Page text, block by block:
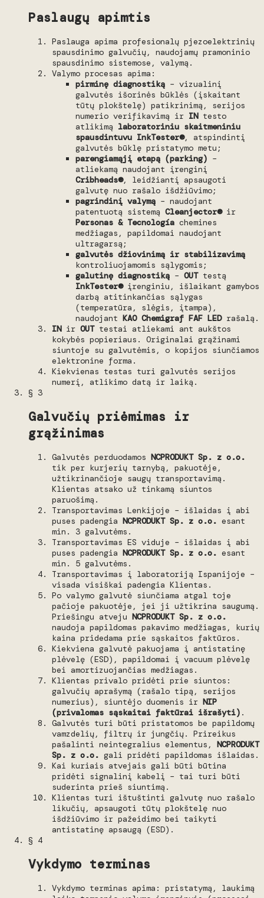
Paslaugų apimtis
Paslauga apima profesionalų pjezoelektrinių
spausdinimo galvučių, naudojamų pramoninio
spausdinimo sistemose, valymą.
Valymo procesas apima:
pirminę diagnostiką – vizualinį
galvutės išorinės būklės (įskaitant
tūtų plokštelę) patikrinimą, serijos
numerio verifikavimą ir INtesto
atlikimą laboratoriniu skaitmeniniu
spausdintuvu InkTester®, atspindintį
galvutės būklę pristatymo metu;
parengiamąjį etapą (parking) –
atliekamą naudojant įrenginį
Cribheads®, leidžiantį apsaugoti
galvutę nuo rašalo išdžiūvimo;
pagrindinį valymą – naudojant
patentuotą sistemą Cleanjector®ir
Personas & Tecnología chemines
medžiagas, papildomai naudojant
ultragarsą;
galvutės džiovinimą ir stabilizavimą
kontroliuojamomis sąlygomis;
galutinę diagnostiką – OUTtestą
InkTester®įrenginiu, išlaikant gamybos
darbą atitinkančias sąlygas
(temperatūra, slėgis, įtampa),
naudojant KAO Chemigraf FAF LEDrašalą.
INir OUTtestai atliekami ant aukštos
kokybės popieriaus. Originalai grąžinami
siuntoje su galvutėmis, o kopijos siunčiamos
elektronine forma.
Kiekvienas testas turi galvutės serijos
numerį, atlikimo datą ir laiką.
§ 3
Galvučių priėmimas ir
grąžinimas
Galvutės perduodamos NCPRODUKT Sp. z o.o.
tik per kurjerių tarnybą, pakuotėje,
užtikrinančioje saugų transportavimą.
Klientas atsako už tinkamą siuntos
paruošimą.
Transportavimas Lenkijoje – išlaidas į abi
puses padengia NCPRODUKT Sp. z o.o. esant
min. 3 galvutėms.
Transportavimas ES viduje – išlaidas į abi
puses padengia NCPRODUKT Sp. z o.o. esant
min. 5 galvutėms.
Transportavimas į laboratoriją Ispanijoje –
visada visiškai padengia Klientas.
Po valymo galvutė siunčiama atgal toje
pačioje pakuotėje, jei ji užtikrina saugumą.
Priešingu atveju NCPRODUKT Sp. z o.o.
naudoja papildomas pakavimo medžiagas, kurių
kaina pridedama prie sąskaitos faktūros.
Kiekviena galvutė pakuojama į antistatinę
plėvelę (ESD), papildomai į vacuum plėvelę
bei amortizuojančias medžiagas.
Klientas privalo pridėti prie siuntos:
galvučių aprašymą (rašalo tipą, serijos
numerius), siuntėjo duomenis ir NIP
(privalomas sąskaitai faktūrai išrašyti) .
Galvutės turi būti pristatomos be papildomų
vamzdelių, filtrų ir jungčių. Prireikus
pašalinti neintegralius elementus, NCPRODUKT
Sp. z o.o. gali pridėti papildomas išlaidas.
Kai kuriais atvejais gali būti būtina
pridėti signalinį kabelį – tai turi būti
suderinta prieš siuntimą.
Klientas turi ištuštinti galvutę nuo rašalo
likučių, apsaugoti tūtų plokštelę nuo
išdžiūvimo ir pažeidimo bei taikyti
antistatinę apsaugą (ESD).
§ 4
Vykdymo terminas
Vykdymo terminas apima: pristatymą, laukimą